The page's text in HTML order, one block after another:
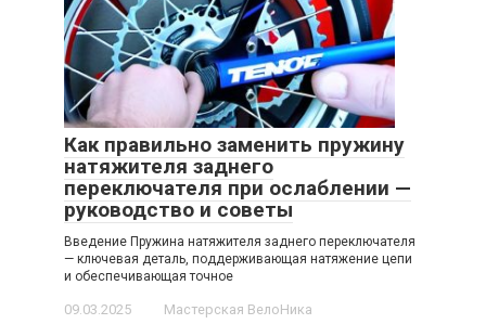
Как правильно заменить пружину
натяжителя заднего
переключателя при ослаблении —
руководство и советы
Введение Пружина натяжителя заднего переключателя
— ключевая деталь, поддерживающая натяжение цепи
и обеспечивающая точное
09.03.2025 Мастерская ВелоНика